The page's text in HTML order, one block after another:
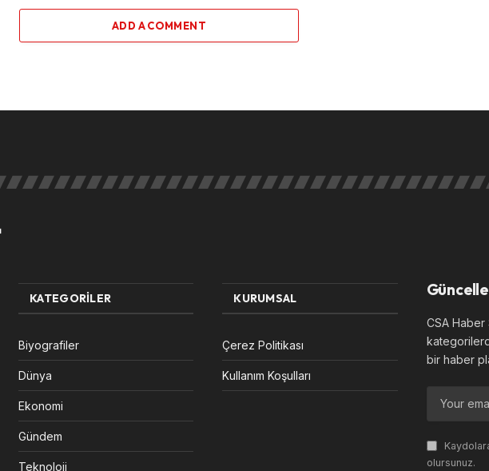
ADD A COMMENT
KATEGORILER
Biyografiler
Dünya
Ekonomi
Gündem
Teknoloji
KURUMSAL
Çerez Politikası
Kullanım Koşulları
CSA
bir haber
olursunuz.